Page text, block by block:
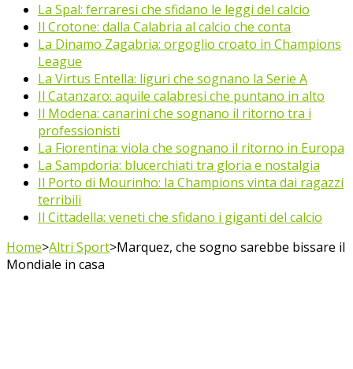
La Spal: ferraresi che sfidano le leggi del calcio
Il Crotone: dalla Calabria al calcio che conta
La Dinamo Zagabria: orgoglio croato in Champions
League
La Virtus Entella: liguri che sognano la Serie A
Il Catanzaro: aquile calabresi che puntano in alto
Il Modena: canarini che sognano il ritorno tra i
professionisti
La Fiorentina: viola che sognano il ritorno in Europa
La Sampdoria: blucerchiati tra gloria e nostalgia
Il Porto di Mourinho: la Champions vinta dai ragazzi
terribili
Il Cittadella: veneti che sfidano i giganti del calcio
Home>Altri Sport>Marquez, che sogno sarebbe bissare il
Mondiale in casa